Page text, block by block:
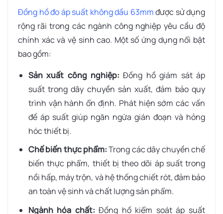
Đồng hồ đo áp suất không dầu 63mmđược sử dụng
rộng rãi trong các ngành công nghiệp yêu cầu độ
chính xác và vệ sinh cao. Một số ứng dụng nổi bật
bao gồm:
Sản xuất công nghiệp:Đồng hồ giám sát áp
suất trong dây chuyền sản xuất, đảm bảo quy
trình vận hành ổn định. Phát hiện sớm các vấn
đề áp suất giúp ngăn ngừa gián đoạn và hỏng
hóc thiết bị.
Chế biến thực phẩm:Trong các dây chuyền chế
biến thực phẩm, thiết bị theo dõi áp suất trong
nồi hấp, máy trộn, và hệ thống chiết rót, đảm bảo
an toàn vệ sinh và chất lượng sản phẩm.
Ngành hóa chất:Đồng hồ kiểm soát áp suất